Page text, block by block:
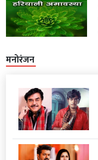
मनोरंजन